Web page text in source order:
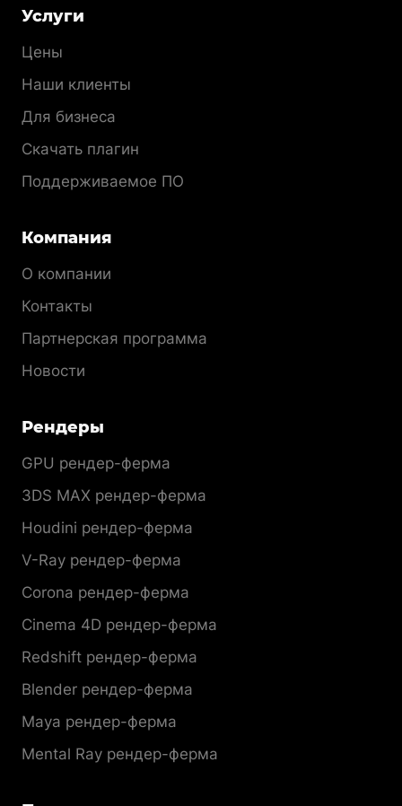
Меню
Услуги
Цены
Наши клиенты
Для бизнеса
Скачать плагин
Поддерживаемое ПО
Компания
О компании
Контакты
Партнерская программа
Новости
Рендеры
GPU рендер-ферма
3DS MAX рендер-ферма
Houdini рендер-ферма
V-Ray рендер-ферма
Corona рендер-ферма
Cinema 4D рендер-ферма
Redshift рендер-ферма
Blender рендер-ферма
Maya рендер-ферма
Mental Ray рендер-ферма